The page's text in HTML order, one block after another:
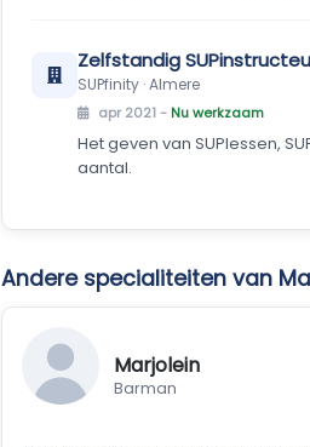
Zelfstandig
SUPfinity · Almere
apr 2021 - Nu werkzaam
Het geven van SUPlessen,
aantal.
Andere specialiteiten van
Marjolein
Barman